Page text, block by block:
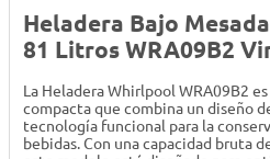
Heladera Bajo
81 Litros WRA09B2
La Heladera Whirlpool WRA09B2
compacta que combina un diseño
tecnología funcional para la
bebidas. Con una capacidad bruta